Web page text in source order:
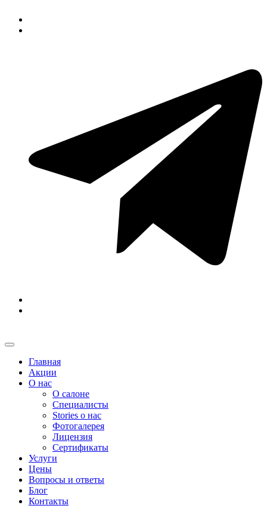
Главная
Акции
О нас
О салоне
Специалисты
Stories о нас
Фотогалерея
Лицензия
Сертификаты
Услуги
Цены
Вопросы и ответы
Блог
Контакты